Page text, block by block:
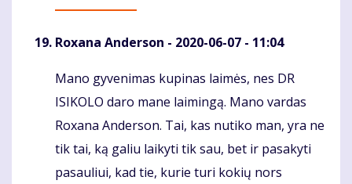
Roxana Anderson - 2020-06-07 - 11:04
Komentaras
Mano gyvenimas kupinas laimės, nes DR
ISIKOLO daro mane laimingą. Mano vardas
Roxana Anderson. Tai, kas nutiko man, yra ne
tik tai, ką galiu laikyti tik sau, bet ir pasakyti
pasauliui, kad tie, kurie turi kokių nors